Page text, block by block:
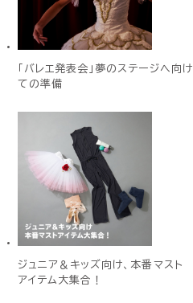
「バレエ発表会」夢のステージへ向け
ての準備
ジュニア＆キッズ向け、本番マスト
アイテム大集合！